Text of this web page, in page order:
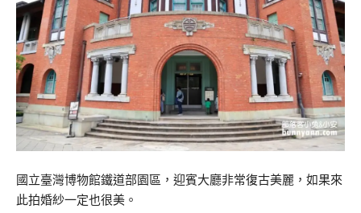
國立臺灣博物館鐵道部園區，迎賓大廳非常復古美麗，如果來
此拍婚紗一定也很美。